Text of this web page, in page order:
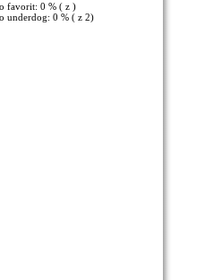
favorit: 0 % ( z )
underdog: 0 % ( z 2)